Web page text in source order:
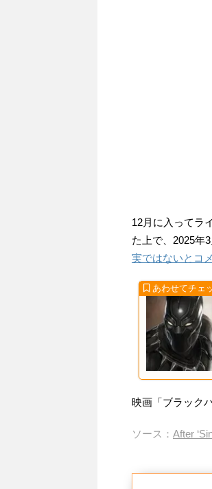
12月に入ってラ
た上で、2025年
実ではないとコ
映画「ブラック
ソース： After